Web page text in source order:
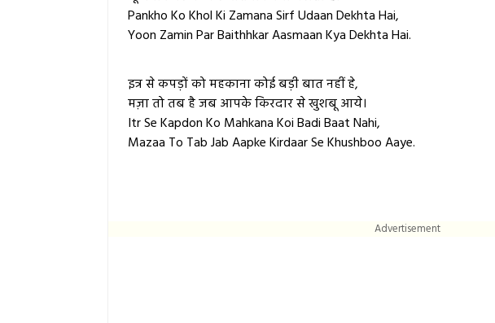
Pankho Ko Khol Ki Zamana Sirf Udaan Dekhta Hai,
Yoon Zamin Par Baithhkar Aasmaan Kya Dekhta Hai.
इत्र से कपड़ों को महकाना कोई बड़ी बात नहीं हे,
मज़ा तो तब है जब आपके किरदार से खुशबू आये।
Itr Se Kapdon Ko Mahkana Koi Badi Baat Nahi,
Mazaa To Tab Jab Aapke Kirdaar Se Khushboo Aaye.
Advertisement